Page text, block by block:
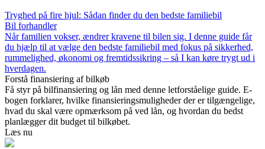
Tryghed på fire hjul: Sådan finder du den bedste familiebil
Bil forhandler
Når familien vokser, ændrer kravene til bilen sig. I denne guide får
du hjælp til at vælge den bedste familiebil med fokus på sikkerhed,
rummelighed, økonomi og fremtidssikring – så I kan køre trygt ud i
hverdagen.
Forstå finansiering af bilkøb
Få styr på bilfinansiering og lån med denne letforståelige guide. E-
bogen forklarer, hvilke finansieringsmuligheder der er tilgængelige,
hvad du skal være opmærksom på ved lån, og hvordan du bedst
planlægger dit budget til bilkøbet.
Læs nu